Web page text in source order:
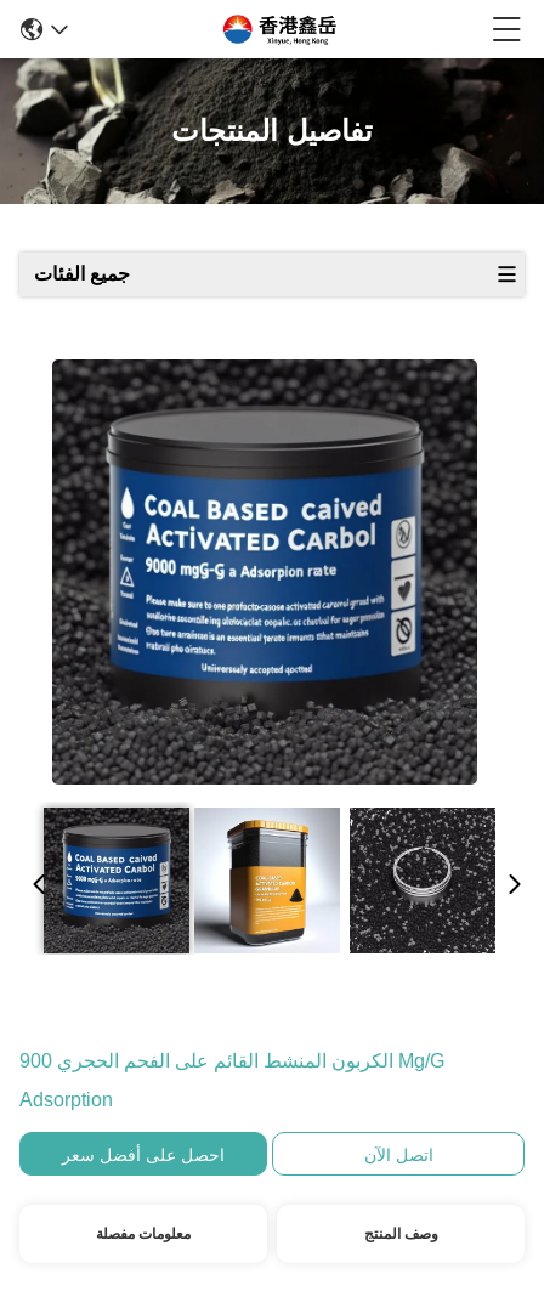
تفاصيل المنتجات
جميع الفئات
الكربون المنشط القائم على الفحم الحجري 900 Mg/g
Adsorption
احصل على أفضل سعر اتصل الآن
معلومات مفصلة وصف المنتج